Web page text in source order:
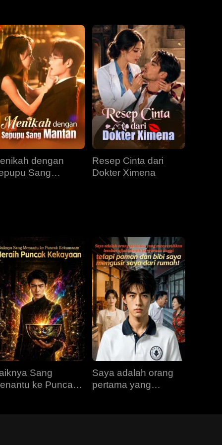
EP 34 EP 35 EP 36
EP 37 EP 38
EP 40
dengan
Sang
Resep Cinta dari
Dokter Ximena
Sang
ke Puncak
Saya adalah orang
pertama yang